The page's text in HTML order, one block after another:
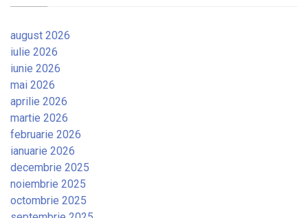
august 2026
iulie 2026
iunie 2026
mai 2026
aprilie 2026
martie 2026
februarie 2026
ianuarie 2026
decembrie 2025
noiembrie 2025
octombrie 2025